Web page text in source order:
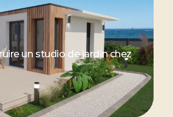
un studio de jardin chez